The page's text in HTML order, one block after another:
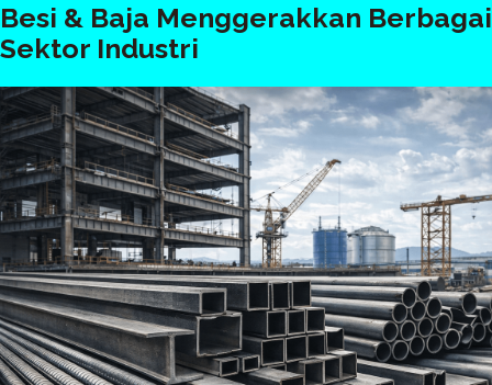
Besi & Baja Menggerakkan Berbagai
Sektor Industri